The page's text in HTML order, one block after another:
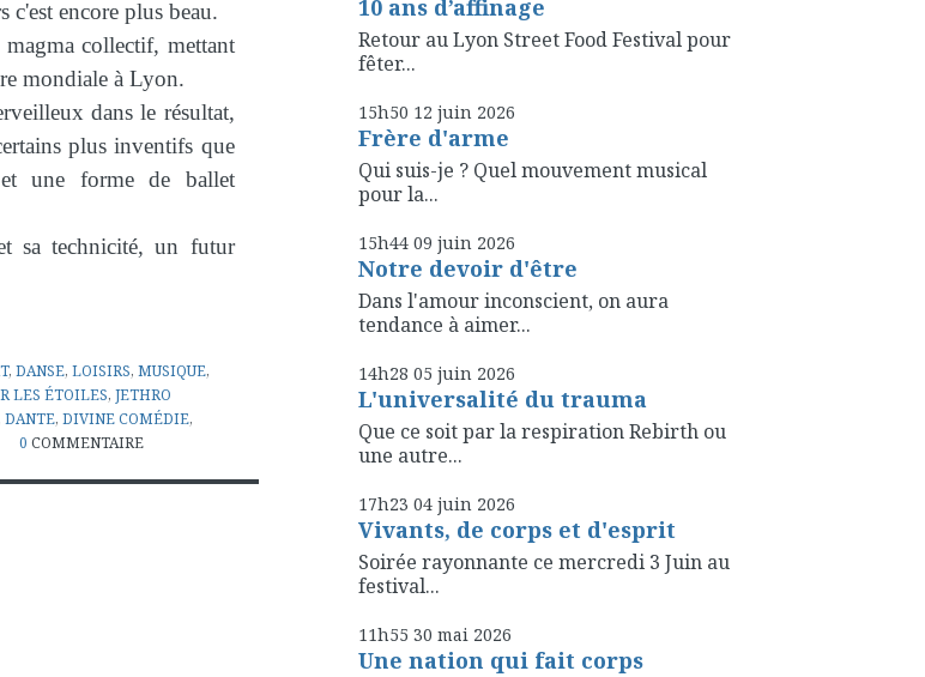
c'est encore plus beau.
collectif, mettant
mondiale à Lyon.
dans le résultat,
plus inventifs que
une forme de ballet
sa technicité, un futur
,DANSE,LOISIRS,MUSIQUE,
LES ÉTOILES, JETHRO
DANTE, DIVINE COMÉDIE,
0 COMMENTAIRE
10 ans d’affinage
Retour au Lyon Street Food Festival pour
fêter...
15h50 12 juin 2026
Frère d'arme
Qui suis-je ? Quel mouvement musical
pour la...
15h44 09 juin 2026
Notre devoir d'être
Dans l'amour inconscient, on aura
tendance à aimer...
14h28 05 juin 2026
L'universalité du trauma
Que ce soit par la respiration Rebirth ou
une autre...
17h23 04 juin 2026
Vivants, de corps et d'esprit
Soirée rayonnante ce mercredi 3 Juin au
festival...
11h55 30 mai 2026
Une nation qui fait corps